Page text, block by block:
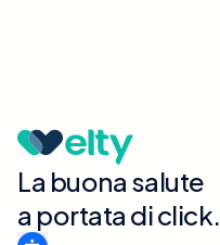
La buona salute
a portata di click.